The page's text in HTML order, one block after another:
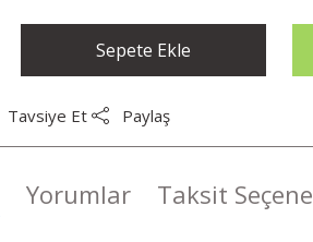
Sepete Ekle
Tavsiye Et Paylaş
Yorumlar Taksit